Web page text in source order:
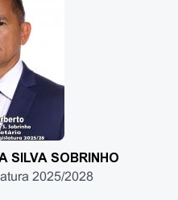
SILVA SOBRINHO
2025/2028